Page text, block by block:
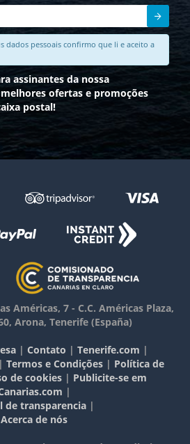
dados pessoais confirmo que li e aceito a
assinantes da nossa
melhores ofertas e promoções
postal!
Américas, 7 - C.C. Américas Plaza,
, Arona, Tenerife (España)
| Contato | Tenerife.com |
| Termos e Condições| Política de
de cookies| Publicite-se em
|
de transparencia |
Acerca de nós